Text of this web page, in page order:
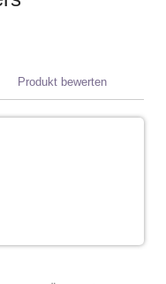
Produkt bewerten